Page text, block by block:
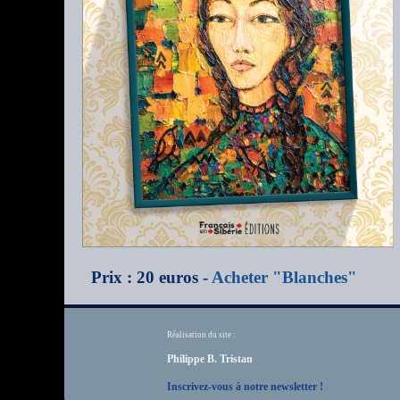
Prix : 20 euros - Acheter "Blanches"
Réalisation du site :
Philippe B. Tristan
Inscrivez-vous à notre newsletter !